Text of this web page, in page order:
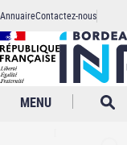
Aller
au
contenu
principal
Header
AnnuaireContactez-nous
MENU
Panneau de gestion des